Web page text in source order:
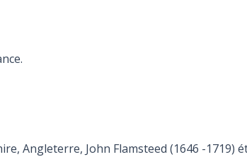
Angleterre, John Flamsteed (1646 -1719)